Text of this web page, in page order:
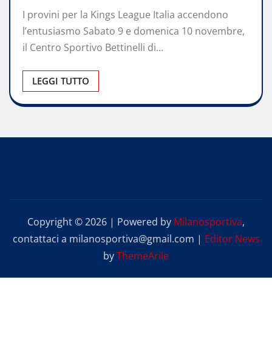
I provini per la Kings League Italia accendono
l’entusiasmo Sabato 9 e domenica 10 novembre,
il Centro Sportivo Bettinelli di…
LEGGI TUTTO
Copyright © 2026 | Powered by Milanosportiva,
contattaci a milanosportiva@gmail.com | Editor News
byThemeArile